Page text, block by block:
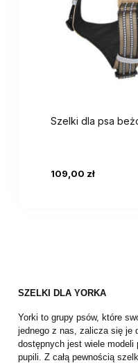
Szelki dla psa
109,00 zł
SZELKI DLA YORKA
Yorki to grupy psów, które
jednego z nas, zalicza się je
dostępnych jest wiele modeli
pupili. Z całą pewnością